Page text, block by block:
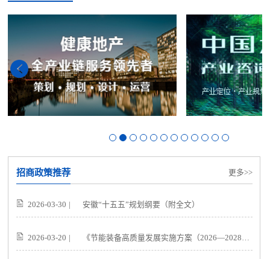
招商政策推荐 更多>>
2026-03-30 安徽“十五五”规划纲要（附全文）
2026-03-20 《节能装备高质量发展实施方案（2026—2028年）》（附全文）